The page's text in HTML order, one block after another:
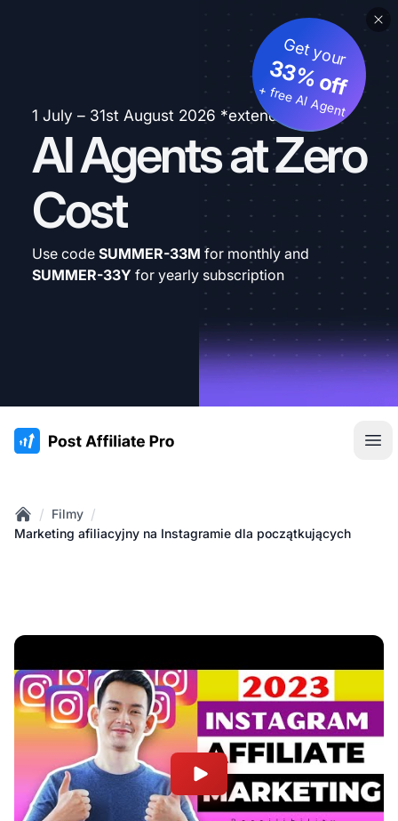
1 July – 31st August 2026 *extended
AI Agents at Zero
Cost
Get your
33% off
+ free AI Agent
Use code SUMMER-33M for monthly and
SUMMER-33Y for yearly subscription
:site.title
Home
/ Filmy /
Marketing afiliacyjny na Instagramie dla początkujących